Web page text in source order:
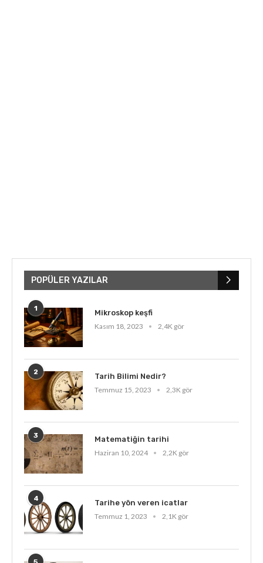
POPÜLER YAZILAR
1
Mikroskop keşfi
Kasım 18, 2023
2,4K gör
2
Tarih Bilimi Nedir?
Temmuz 15, 2023
2,3K gör
3
Matematiğin tarihi
Haziran 10, 2024
2,2K gör
4
Tarihe yön veren icatlar
Temmuz 1, 2023
2,1K gör